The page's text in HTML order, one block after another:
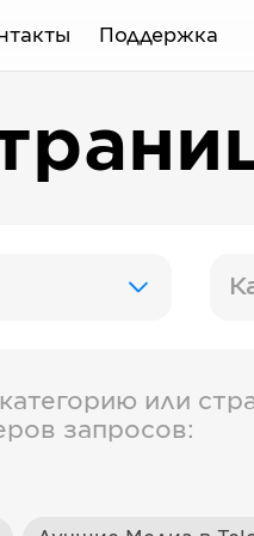
Поддержка
или
запросов: